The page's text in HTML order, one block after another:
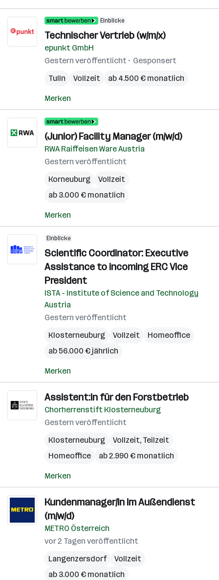
Einblicke
Technischer Vertrieb (w/m/x)
epunkt GmbH
Gestern veröffentlicht
Gesponsert
Tulln
Vollzeit ab 4.500 € monatlich
Merken
(Junior) Facility Manager (m/w/d)
RWA Raiffeisen Ware Austria
Gestern veröffentlicht
Korneuburg
Vollzeit
ab 3.000 € monatlich
Merken
Einblicke
Scientific Coordinator: Executive
Assistance to incoming ERC Vice
President
ISTA - Institute of Science and Technology
Austria
Gestern veröffentlicht
Klosterneuburg
Vollzeit
Homeoffice
ab 56.000 € jährlich
Merken
Assistent:in für den Forstbetrieb
Chorherrenstift Klosterneuburg
Gestern veröffentlicht
Klosterneuburg
Vollzeit, Teilzeit
Homeoffice
ab 2.990 € monatlich
Merken
Kundenmanager/in im Außendienst
(m/w/d)
METRO Österreich
vor 2 Tagen veröffentlicht
Langenzersdorf
Vollzeit
ab 3.000 € monatlich